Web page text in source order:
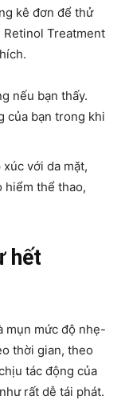
kê đơn để thử
Retinol Treatment
nếu bạn thấy.
của bạn trong khi
với da mặt,
hiểm thể thao,
hết
mụn mức độ nhẹ-
thời gian, theo
tác động của
rất dễ tái phát.